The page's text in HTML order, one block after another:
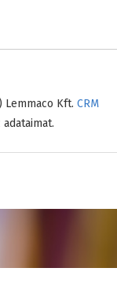
Lemmaco Kft.CRM